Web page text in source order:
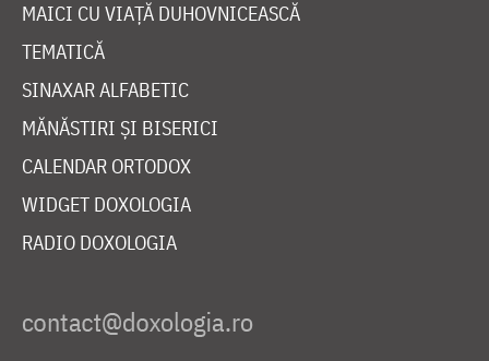
MAICI CU VIAȚĂ DUHOVNICEASCĂ
TEMATICĂ
SINAXAR ALFABETIC
MĂNĂSTIRI ȘI BISERICI
CALENDAR ORTODOX
WIDGET DOXOLOGIA
RADIO DOXOLOGIA